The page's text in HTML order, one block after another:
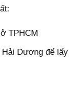
TPHCM
Dương để lấy